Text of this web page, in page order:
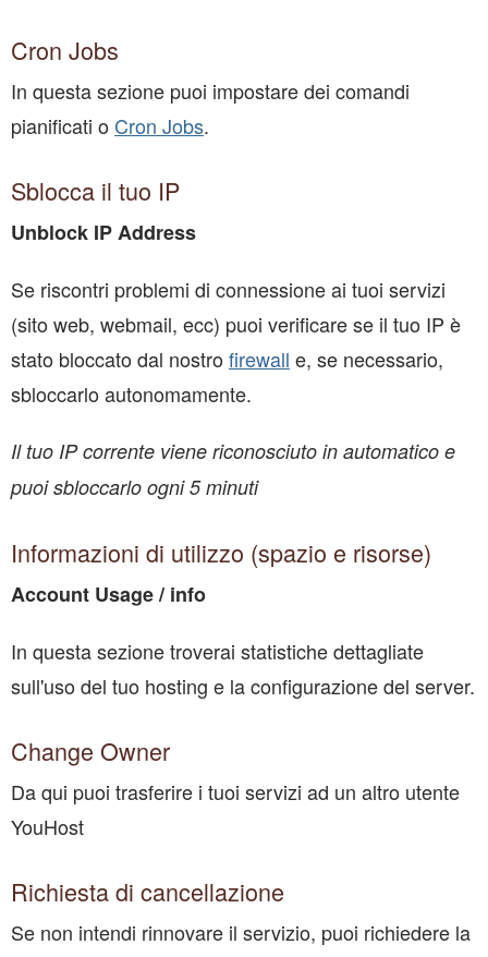
Cron Jobs
In questa sezione puoi impostare dei comandi
pianificati o Cron Jobs.
Sblocca il tuo IP
Unblock IP Address
Se riscontri problemi di connessione ai tuoi servizi
(sito web, webmail, ecc) puoi verificare se il tuo IP è
stato bloccato dal nostro firewall e, se necessario,
sbloccarlo autonomamente.
Il tuo IP corrente viene riconosciuto in automatico e
puoi sbloccarlo ogni 5 minuti
Informazioni di utilizzo (spazio e risorse)
Account Usage / info
In questa sezione troverai statistiche dettagliate
sull'uso del tuo hosting e la configurazione del server.
Change Owner
Da qui puoi trasferire i tuoi servizi ad un altro utente
YouHost
Richiesta di cancellazione
Se non intendi rinnovare il servizio, puoi richiedere la